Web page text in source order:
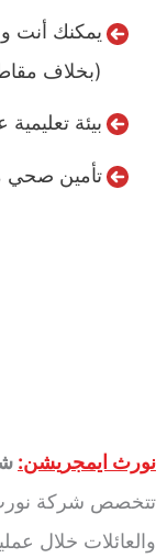
يمكنك أنت
(بخلاف
بيئة
تأمين صحي
نورث ايمجريشن:
تتخصص شركة نورث
والعائلات خلال